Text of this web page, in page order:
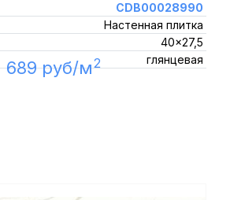
CDB00028990
Настенная плитка
40x27,5
глянцевая
689 руб/м2